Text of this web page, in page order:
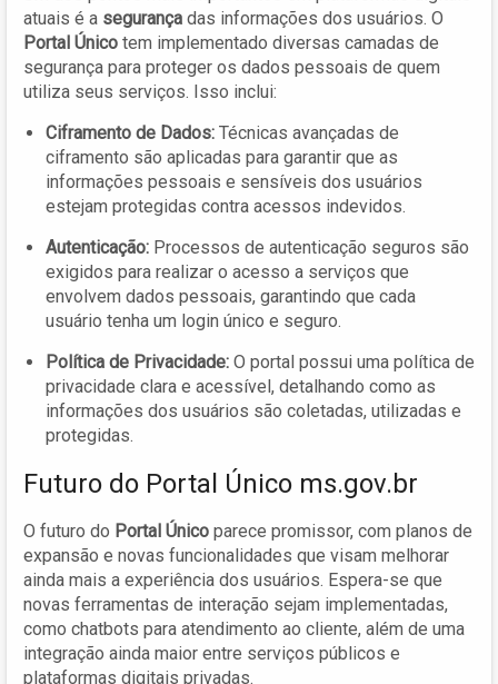
atuais é a segurança das informações dos usuários. O
Portal Único tem implementado diversas camadas de
segurança para proteger os dados pessoais de quem
utiliza seus serviços. Isso inclui:
Ciframento de Dados: Técnicas avançadas de
ciframento são aplicadas para garantir que as
informações pessoais e sensíveis dos usuários
estejam protegidas contra acessos indevidos.
Autenticação: Processos de autenticação seguros são
exigidos para realizar o acesso a serviços que
envolvem dados pessoais, garantindo que cada
usuário tenha um login único e seguro.
Política de Privacidade: O portal possui uma política de
privacidade clara e acessível, detalhando como as
informações dos usuários são coletadas, utilizadas e
protegidas.
Futuro do Portal Único ms.gov.br
O futuro do Portal Único parece promissor, com planos de
expansão e novas funcionalidades que visam melhorar
ainda mais a experiência dos usuários. Espera-se que
novas ferramentas de interação sejam implementadas,
como chatbots para atendimento ao cliente, além de uma
integração ainda maior entre serviços públicos e
plataformas digitais privadas.